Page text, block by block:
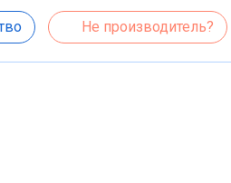
Не производитель?